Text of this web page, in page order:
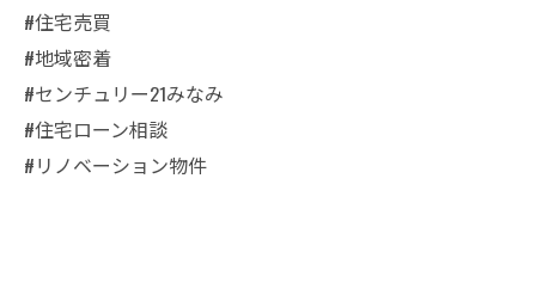
#住宅売買
#地域密着
#センチュリー21みなみ
#住宅ローン相談
#リノベーション物件